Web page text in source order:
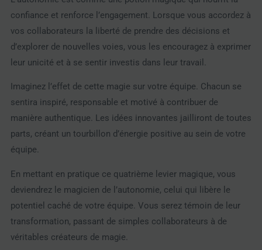
confiance et renforce l’engagement. Lorsque vous accordez à
vos collaborateurs la liberté de prendre des décisions et
d’explorer de nouvelles voies, vous les encouragez à exprimer
leur unicité et à se sentir investis dans leur travail.
Imaginez l’effet de cette magie sur votre équipe. Chacun se
sentira inspiré, responsable et motivé à contribuer de
manière authentique. Les idées innovantes jailliront de toutes
parts, créant un tourbillon d’énergie positive au sein de votre
équipe.
En mettant en pratique ce quatrième levier magique, vous
deviendrez le magicien de l’autonomie, celui qui libère le
potentiel caché de votre équipe. Vous serez témoin de leur
transformation, passant de simples collaborateurs à de
véritables créateurs de magie.